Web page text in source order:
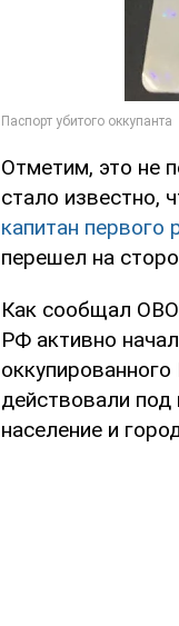
Отметим, это не
стало известно,
капитан первого
перешел на
Как сообщал
РФ активно
действовали
население и